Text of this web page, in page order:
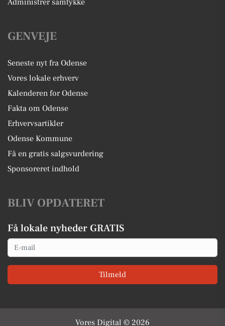
Administrer samtykke
GENVEJE
Seneste nyt fra Odense
Vores lokale erhverv
Kalenderen for Odense
Fakta om Odense
Erhvervsartikler
Odense Kommune
Få en gratis salgsvurdering
Sponsoreret indhold
BLIV OPDATERET
Få lokale nyheder GRATIS
Email
Tilmeld
Vores Digital © 2026